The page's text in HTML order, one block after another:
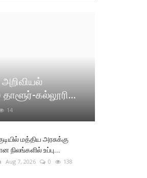
அறிவியல்
கல்லூரி...
14
மத்திய அரசுக்கு
நிலங்களில் உப்பு...
Aug 7, 2026 0 138